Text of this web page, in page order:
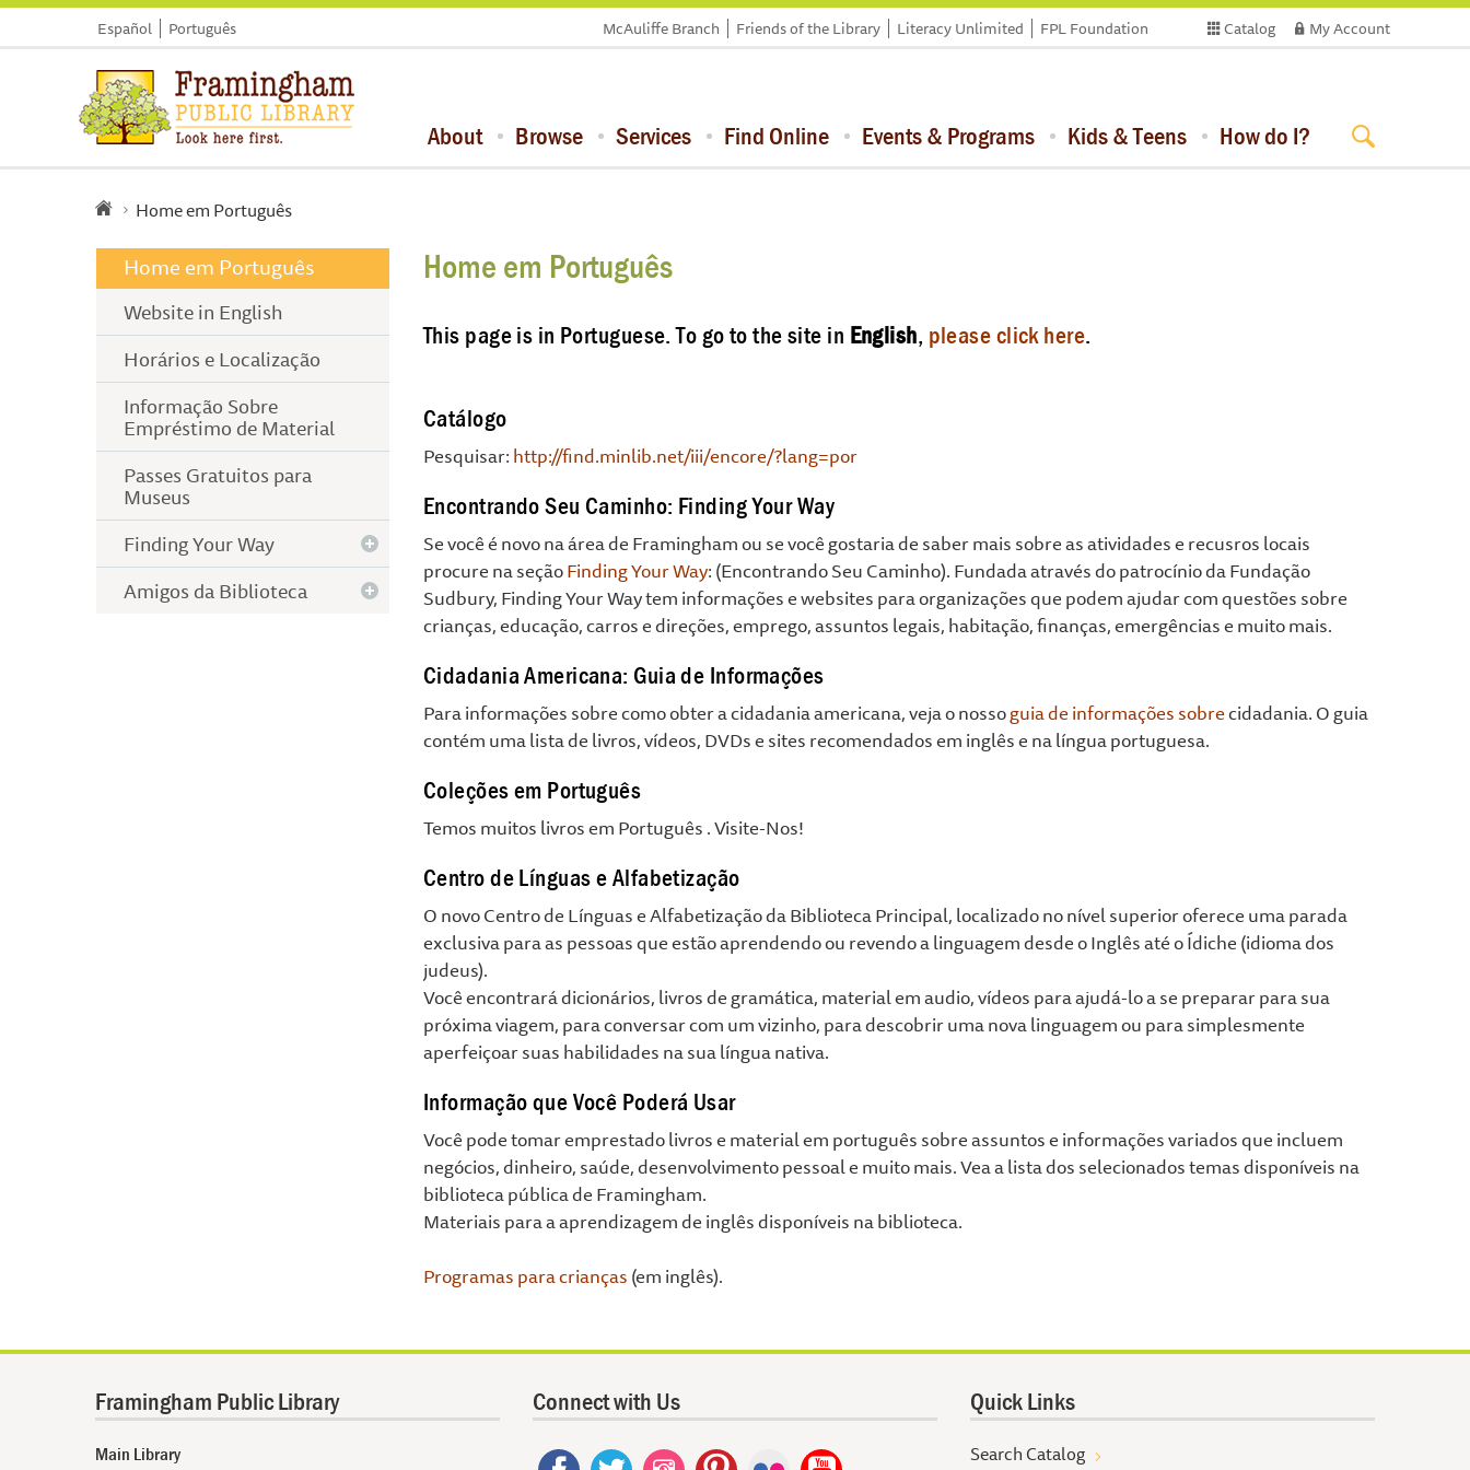
Español Português Catalog My Account
McAuliffe Branch Friends of the Library Literacy Unlimited FPL Foundation
About Browse Services Find Online Events & Programs Kids & Teens How do I?
Home em Português
Home em Português
Website in English
Horários e Localização
Informação Sobre
Empréstimo de Material
Passes Gratuitos para
Museus
Finding Your Way
Amigos da Biblioteca
Home em Português
This page is in Portuguese. To go to the site in English, please click here.
Catálogo
Pesquisar:http://find.minlib.net/iii/encore/?lang=por
Encontrando Seu Caminho: Finding Your Way
Se você é novo na área de Framingham ou se você gostaria de saber mais sobre as atividades e recusros locais
procure na seçãoFinding Your Way: (Encontrando Seu Caminho). Fundada através do patrocínio da Fundação
Sudbury, Finding Your Way tem informações e websites para organizações que podem ajudar com questões sobre
crianças, educação, carros e direções, emprego, assuntos legais, habitação, finanças, emergências e muito mais.
Cidadania Americana: Guia de Informações
Para informações sobre como obter a cidadania americana, veja o nossoguia de informações sobrecidadania. O guia
contém uma lista de livros, vídeos, DVDs e sites recomendados em inglês e na língua portuguesa.
Coleções em Português
Temos muitos livros em Português . Visite-Nos!
Centro de Línguas e Alfabetização
O novo Centro de Línguas e Alfabetização da Biblioteca Principal, localizado no nível superior oferece uma parada
exclusiva para as pessoas que estão aprendendo ou revendo a linguagem desde o Inglês até o Ídiche (idioma dos
judeus).
Você encontrará dicionários, livros de gramática, material em audio, vídeos para ajudá-lo a se preparar para sua
próxima viagem, para conversar com um vizinho, para descobrir uma nova linguagem ou para simplesmente
aperfeiçoar suas habilidades na sua língua nativa.
Informação que Você Poderá Usar
Você pode tomar emprestado livros e material em português sobre assuntos e informações variados que incluem
negócios, dinheiro, saúde, desenvolvimento pessoal e muito mais. Vea a lista dos selecionados temas disponíveis na
biblioteca pública de Framingham.
Materiais para a aprendizagem de inglês disponíveis na biblioteca.
Programas para crianças(em inglês).
Framingham Public Library
Main Library
Connect with Us Quick Links
Search Catalog